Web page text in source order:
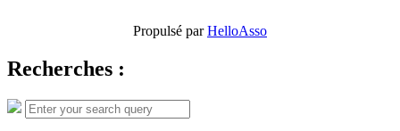
Propulsé parHelloAsso
Recherches :
Search
for:
Search